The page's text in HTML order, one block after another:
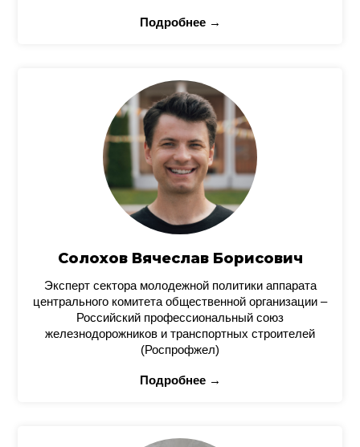
Подробнее →
Солохов Вячеслав Борисович
Эксперт сектора молодежной политики аппарата
центрального комитета общественной организации –
Российский профессиональный союз
железнодорожников и транспортных строителей
(Роспрофжел)
Подробнее →